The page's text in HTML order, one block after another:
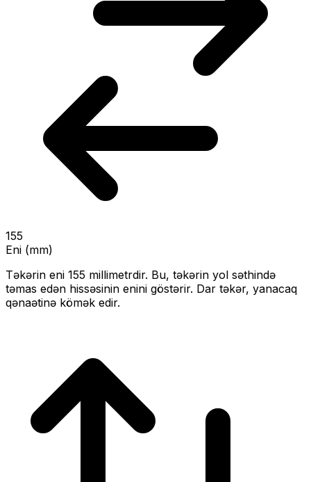
155
Eni (mm)
Təkərin eni 155 millimetrdir. Bu, təkərin yol səthində
təmas edən hissəsinin enini göstərir. Dar təkər, yanacaq
qənaətinə kömək edir.